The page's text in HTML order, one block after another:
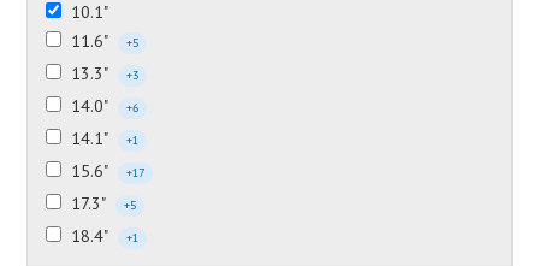
10.1"
11.6"
+5
13.3" +3
14.0" +6
14.1" +1
15.6" +17
17.3" +5
18.4" +1